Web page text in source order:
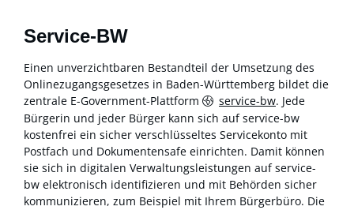
Service-BW
Einen unverzichtbaren Bestandteil der Umsetzung des
Onlinezugangsgesetzes in Baden-Württemberg bildet die
zentrale E-Government-Plattform
service-bw. Jede
Bürgerin und jeder Bürger kann sich auf service-bw
kostenfrei ein sicher verschlüsseltes Servicekonto mit
Postfach und Dokumentensafe einrichten. Damit können
sie sich in digitalen Verwaltungsleistungen auf service-
bw elektronisch identifizieren und mit Behörden sicher
kommunizieren, zum Beispiel mit Ihrem Bürgerbüro. Die